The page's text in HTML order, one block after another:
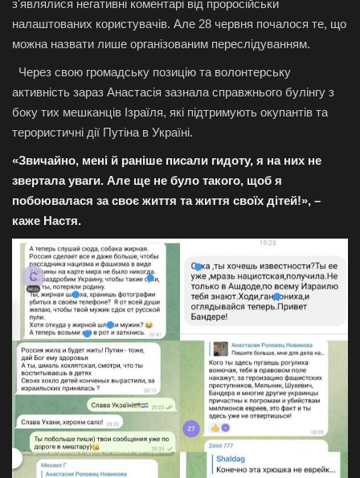
з'являлися негативні коментарі від проросійськи
налаштованих користувачів. Але 28 червня почалося те, що
можна назвати лише організованим переслідуванням.
Через свою громадську позицію та волонтерську
активність зараз Анастасія зазнала справжнього булінгу з
боку тих мешканців Ізраїля, які підтримують окупантів та
терористичні дії Путіна в Україні.
«Звичайно, мені й раніше писали гидоту, я на них не
звертала уваги. Але ще не було такого, щоб я
побоювалася за своє життя та життя своїх дітей!», –
каже Настя.